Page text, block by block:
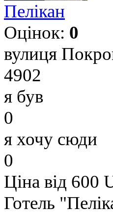
Пелікан
Оцінок: 0
вулиця
4902
я був
0
я хочу сюди
0
Ціна від 600
Готель